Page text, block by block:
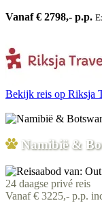
Vanaf € 2798,- p.p.
Bekijk reis op Riksja
Namibië &
24 daagse privé reis
Vanaf € 3225,- p.p.